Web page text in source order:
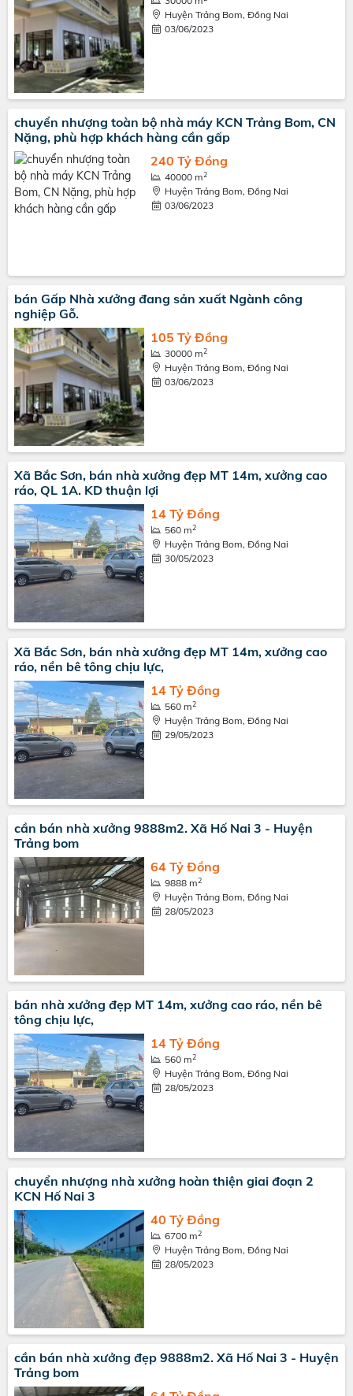
Huyện Trảng Bom, Đồng Nai
03/06/2023
chuyển nhượng toàn bộ nhà máy KCN Trảng Bom, CN
Nặng, phù hợp khách hàng cần gấp
240 Tỷ Đồng
40000 m2
Huyện Trảng Bom, Đồng Nai
03/06/2023
bán Gấp Nhà xưởng đang sản xuất Ngành công
nghiệp Gỗ.
105 Tỷ Đồng
30000 m2
Huyện Trảng Bom, Đồng Nai
03/06/2023
Xã Bắc Sơn, bán nhà xưởng đẹp MT 14m, xưởng cao
ráo, QL 1A. KD thuận lợi
14 Tỷ Đồng
560 m2
Huyện Trảng Bom, Đồng Nai
30/05/2023
Xã Bắc Sơn, bán nhà xưởng đẹp MT 14m, xưởng cao
ráo, nền bê tông chịu lực,
14 Tỷ Đồng
560 m2
Huyện Trảng Bom, Đồng Nai
29/05/2023
cần bán nhà xưởng 9888m2. Xã Hố Nai 3 - Huyện
Trảng bom
64 Tỷ Đồng
9888 m2
Huyện Trảng Bom, Đồng Nai
28/05/2023
bán nhà xưởng đẹp MT 14m, xưởng cao ráo, nền bê
tông chịu lực,
14 Tỷ Đồng
560 m2
Huyện Trảng Bom, Đồng Nai
28/05/2023
chuyển nhượng nhà xưởng hoàn thiện giai đoạn 2
KCN Hố Nai 3
40 Tỷ Đồng
6700 m2
Huyện Trảng Bom, Đồng Nai
28/05/2023
cần bán nhà xưởng đẹp 9888m2. Xã Hố Nai 3 - Huyện
Trảng bom